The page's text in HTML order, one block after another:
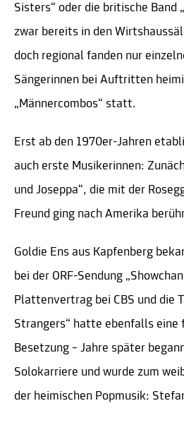
Sisters“ oder die britische Band
zwar bereits in den
doch regional fanden nur
Sängerinnen bei Auftritten
„Männercombos“ statt.
Erst ab den 1970er-Jahren
auch erste Musikerinnen:
und Joseppa“, die mit der
Freund ging nach Amerika
Goldie Ens aus Kapfenberg
bei der ORF-Sendung
Plattenvertrag bei CBS und die
Strangers“ hatte ebenfalls eine
Besetzung – Jahre später
Solokarriere und wurde zum
der heimischen Popmusik: